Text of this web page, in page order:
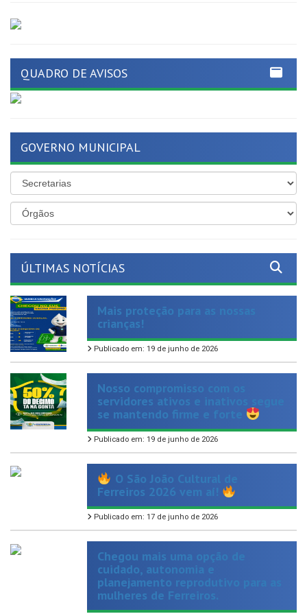
Mais proteção para as nossas
crianças!
Publicado em: 19 de junho de 2026
Nosso compromisso com os
servidores ativos e inativos segue
se mantendo firme e forte
Publicado em: 19 de junho de 2026
O São João Cultural de
Ferreiros 2026 vem aí!
Publicado em: 17 de junho de 2026
Chegou mais uma opção de
cuidado, autonomia e
planejamento reprodutivo para as
mulheres de Ferreiros.
Publicado em: 14 de maio de 2026